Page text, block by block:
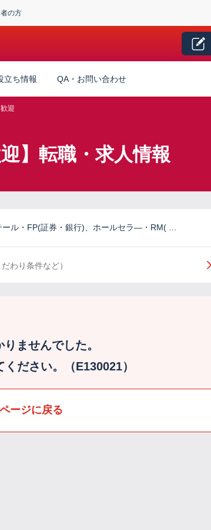
の方
立ち情報 QA・お問い合わせ
迎
】転職・求人情報
ル・FP(証券・銀行)、ホールセラ―・RM( …
わり条件など）
ませんでした。
ださい。（E130021）
ージに戻る